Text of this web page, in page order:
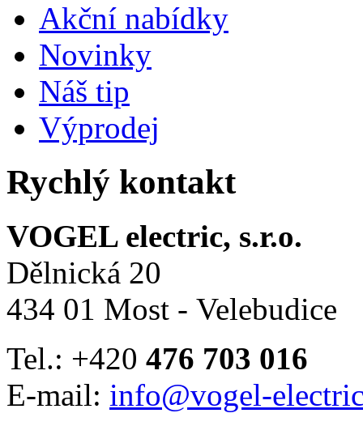
Akční nabídky
Novinky
Náš tip
Výprodej
Rychlý kontakt
VOGEL electric, s.r.o.
Dělnická 20
434 01 Most - Velebudice
Tel.: +420 476 703 016
E-mail: info@vogel-